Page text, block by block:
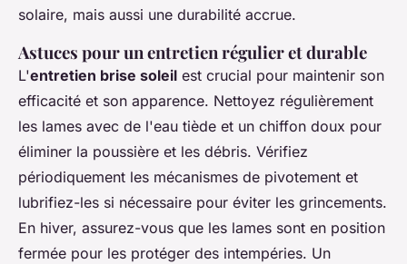
solaire, mais aussi une durabilité accrue.
Astuces pour un entretien régulier et durable
L'entretien brise soleil est crucial pour maintenir son
efficacité et son apparence. Nettoyez régulièrement
les lames avec de l'eau tiède et un chiffon doux pour
éliminer la poussière et les débris. Vérifiez
périodiquement les mécanismes de pivotement et
lubrifiez-les si nécessaire pour éviter les grincements.
En hiver, assurez-vous que les lames sont en position
fermée pour les protéger des intempéries. Un